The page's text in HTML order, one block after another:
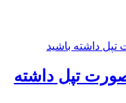
صورت تپل داشته